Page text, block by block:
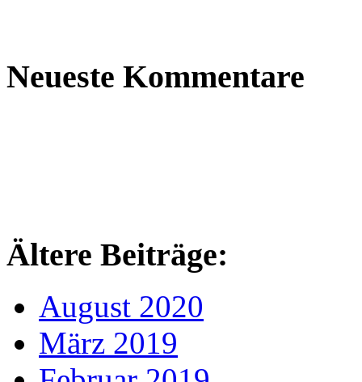
Neueste Kommentare
Ältere Beiträge:
August 2020
März 2019